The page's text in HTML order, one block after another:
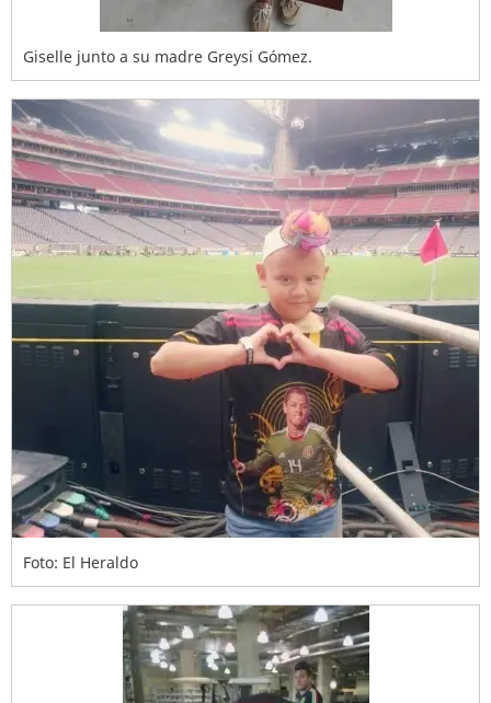
Giselle junto a su madre Greysi Gómez.
Foto: El Heraldo